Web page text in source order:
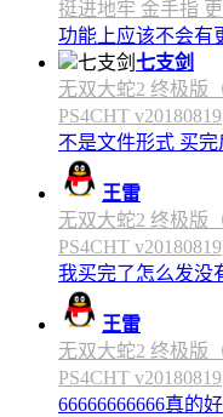
挺进地牢 金手指
功能上应该不会有
七支剑
无双大蛇2 终极版
PS4CHT v20180819
不是文件形式 买
王雷
无双大蛇2 终极版
PS4CHT v20180819
我买完了怎么发没
王雷
无双大蛇2 终极版
PS4CHT v20180819
66666666666真的好